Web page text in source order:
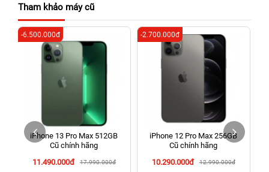
625 - 625A Âu Cơ, Tân Phú, Hồ Chí Minh (Quận Tân Phú cũ)
326 Lê Văn Việt, Tăng Nhơn Phú, Hồ Chí Minh (Q.9 TP. Thủ
Đức cũ)
256 Võ Văn Ngân, Thủ Đức, Hồ Chí Minh (Bình Thọ, TP. Thủ
70 Nguyễn An Ninh, Dĩ An, Hồ Chí Minh (Bình Dương Cũ)
24h Vũng Tàu: 162A Ba Cu, Vũng Tàu, Hồ Chí Minh (TP. Vũng
Tàu cũ)
198 Hoàng Văn Thụ, Tân Sơn Nhất, Hồ Chí Minh (Tân Bình
Tham khảo máy cũ
iPhone 13 Pro Max 512GB
Cũ chính hãng
11.490.000đ
17.990.000đ
-6.500.000đ
iPhone 12 Pro Max 256GB
Cũ chính hãng
10.290.000đ
12.990.000đ
-2.700.000đ